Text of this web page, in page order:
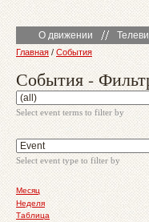
О движении
Главная / События
События -
Select event terms to filter by
Select event type to filter by
Месяц
Неделя
Таблица